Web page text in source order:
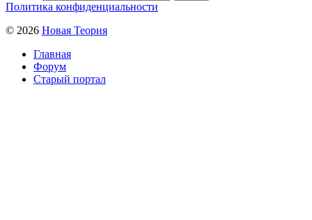
Политика конфиденциальности
© 2026 Новая Теория
Главная
Форум
Старый портал